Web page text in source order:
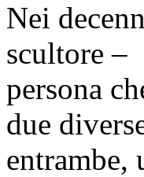
Nei
scultore –
persona
due
entrambe,